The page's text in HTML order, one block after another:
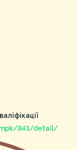
843/detail/